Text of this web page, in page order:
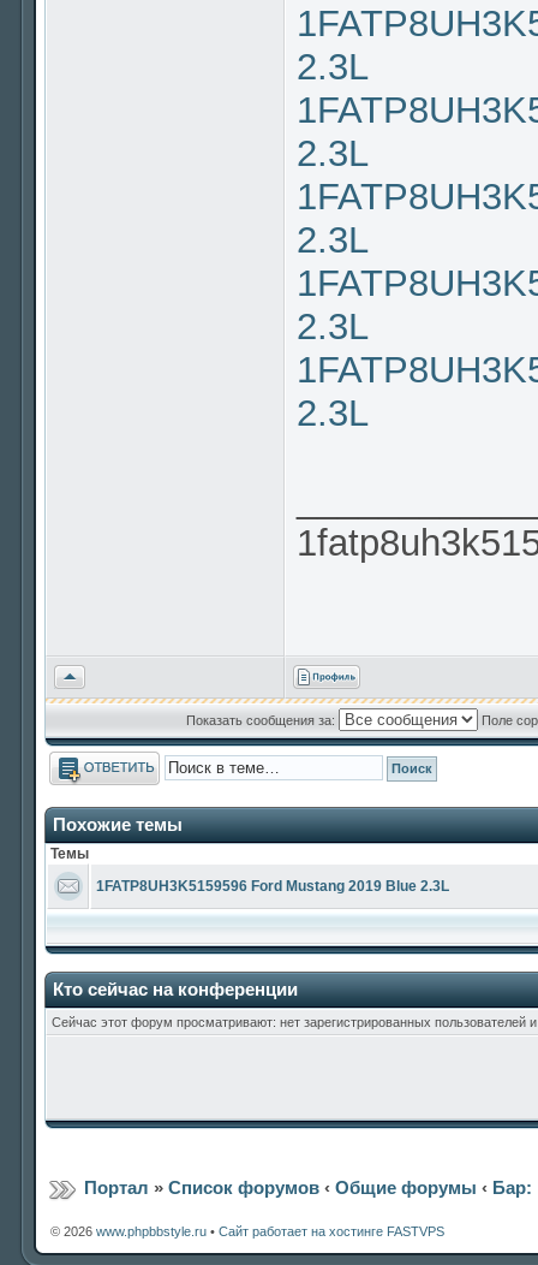
2.3L
2.3L
2.3L
2.3L
2.3L
Вернуться
к
началу
Показать сообщения за: Поле
Ответить
Похожие темы
Темы
1FATP8UH3K5159596 Ford Mustang 2019 Blue 2.3L
Кто сейчас на конференции
Сейчас этот форум просматривают: нет зарегистрированных пользователей и
Портал »Список форумов ‹Общие форумы ‹ Бар:
© 2026 www.phpbbstyle.ru • Сайт работает на хостинге FASTVPS